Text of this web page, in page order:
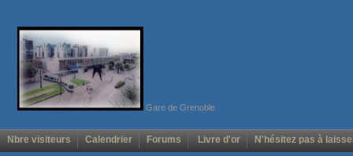
Gare de Grenoble
Nbre visiteurs Calendrier Forums Livre d'or N'hésitez pas à